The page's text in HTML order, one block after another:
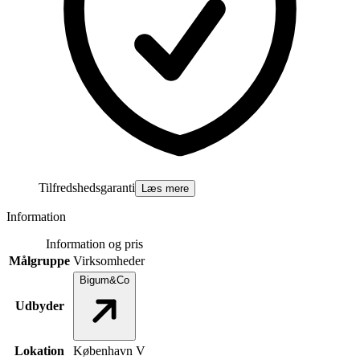
Tilfredshedsgaranti Læs mere
Information
Information og pris
Målgruppe Virksomheder
Udbyder
Bigum&Co
Lokation
København V